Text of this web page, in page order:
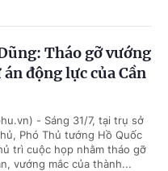
Tháo gỡ vướng
động lực của Cần
- Sáng 31/7, tại trụ sở
Phó Thủ tướng Hồ Quốc
trì cuộc họp nhằm tháo gỡ
vướng mắc của thành...